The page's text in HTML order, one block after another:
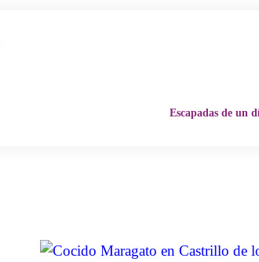
Escapadas de un